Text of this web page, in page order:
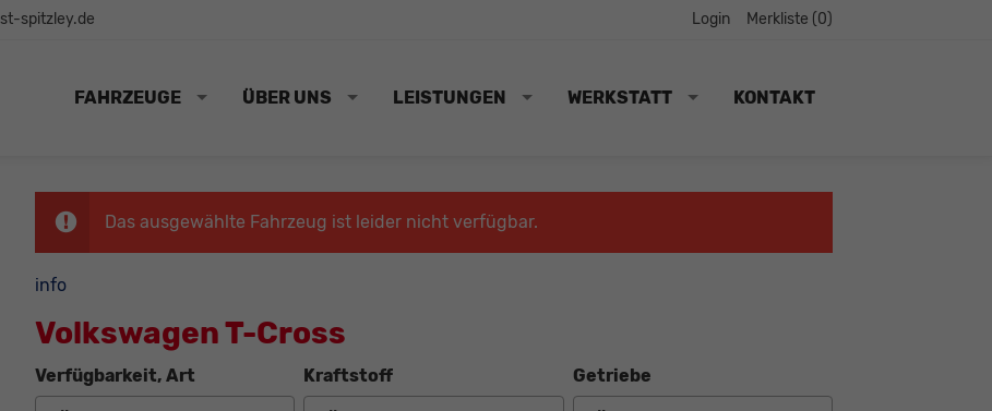
spitzley.de Login Merkliste (0)
FAHRZEUGE ÜBER UNS LEISTUNGEN WERKSTATT KONTAKT
Das ausgewählte Fahrzeug ist leider nicht verfügbar.
info
Volkswagen T-Cross
Verfügbarkeit, Art Kraftstoff Getriebe